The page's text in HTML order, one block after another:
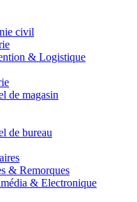
civil
& Logistique
de magasin
de bureau
& Remorques
& Electronique